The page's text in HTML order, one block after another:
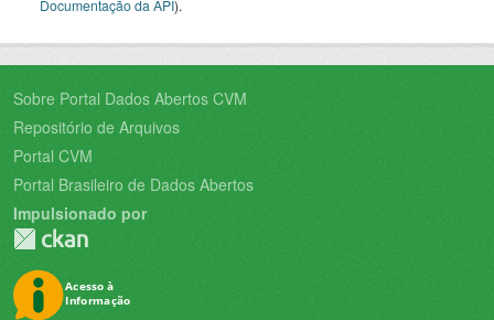
Documentação da API).
Sobre Portal Dados Abertos CVM
Repositório de Arquivos
Portal CVM
Portal Brasileiro de Dados Abertos
Impulsionado por